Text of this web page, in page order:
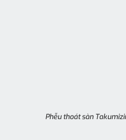
Phễu thoát sàn